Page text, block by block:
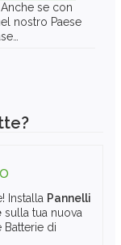
se con
nostro Paese
Installa Pannelli
sulla tua nuova
di